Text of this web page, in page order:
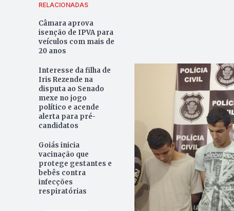
RELACIONADAS
Câmara aprova
isenção de IPVA para
veículos com mais de
20 anos
Interesse da filha de
Iris Rezende na
disputa ao Senado
mexe no jogo
político e acende
alerta para pré-
candidatos
Goiás inicia
vacinação que
protege gestantes e
bebês contra
infecções
respiratórias